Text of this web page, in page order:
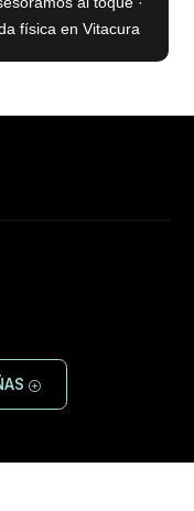
física en Vitacura